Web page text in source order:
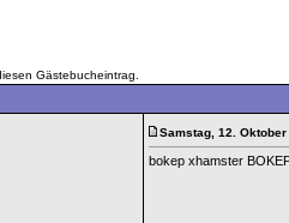
Gästebucheintrag.
Samstag, 12.
bokep xhamster